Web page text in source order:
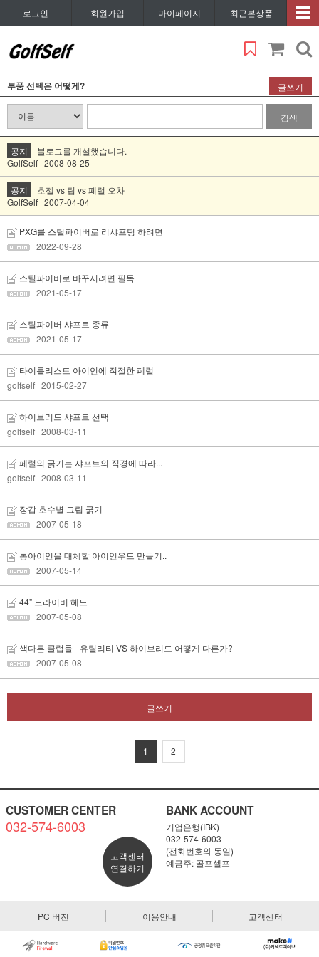
로그인 회원가입 마이페이지 최근본상품
부품 선택은 어떻게? 글쓰기
검색
공지
블로그를 개설했습니다.
GolfSelf | 2008-08-25
공지
호젤 vs 팁 vs 페럴 오차
GolfSelf | 2007-04-04
PXG를 스틸파이버로 리샤프팅 하려면
| 2022-09-28
스틸파이버로 바꾸시려면 필독
| 2021-05-17
스틸파이버 샤프트 종류
| 2021-05-17
타이틀리스트 아이언에 적절한 페럴
golfself | 2015-02-27
하이브리드 샤프트 선택
golfself | 2008-03-11
페럴의 굵기는 샤프트의 직경에 따라...
golfself | 2008-03-11
장갑 호수별 그립 굵기
| 2007-05-18
롱아이언을 대체할 아이언우드 만들기..
| 2007-05-14
44" 드라이버 헤드
| 2007-05-08
색다른 클럽들 - 유틸리티 VS 하이브리드 어떻게 다른가?
| 2007-05-08
글쓰기
1 2
CUSTOMER CENTER
032-574-6003
고객센터
연결하기
BANK ACCOUNT
기업은행(IBK)
032-574-6003
(전화번호와 동일)
예금주: 골프셀프
PC 버전 이용안내 고객센터